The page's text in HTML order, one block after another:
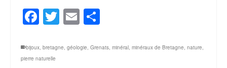
Facebook
Twitter
Email
bijoux, bretagne, géologie, Grenats, minéral, minéraux de Bretagne, nature,
pierre naturelle